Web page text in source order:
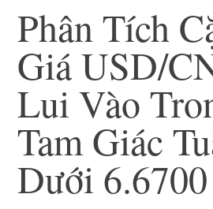
Phân Tích
Giá USD/
Lui Vào
Tam Giác
Dưới 6.6700